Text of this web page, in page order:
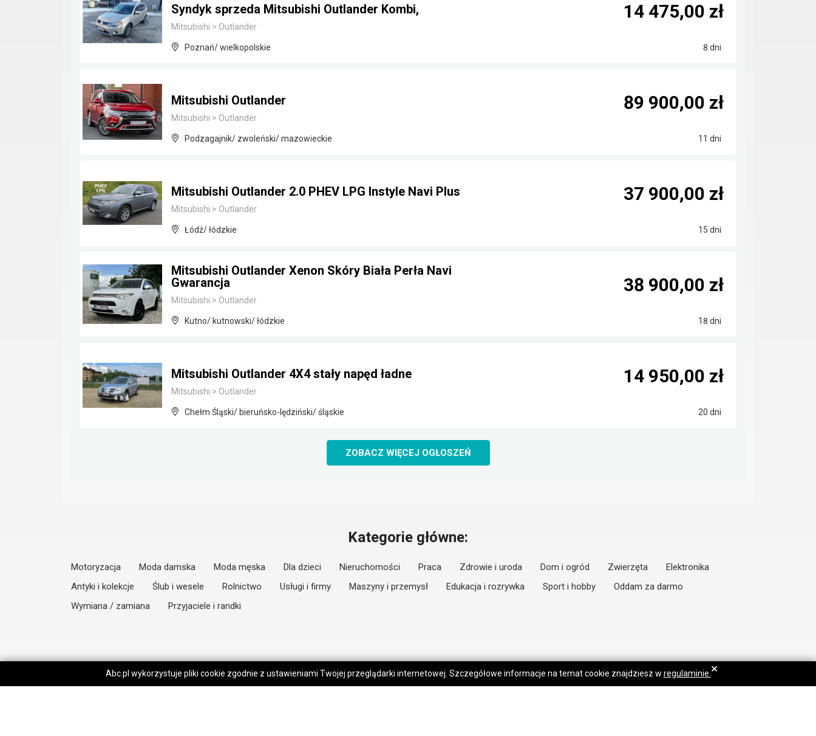
Syndyk sprzeda Mitsubishi Outlander Kombi,
Mitsubishi > Outlander
Poznań/ wielkopolskie 8 dni
14 475,00 zł
Mitsubishi Outlander
Mitsubishi > Outlander
Podzagajnik/ zwoleński/ mazowieckie 11 dni
89 900,00 zł
Mitsubishi Outlander 2.0 PHEV LPG Instyle Navi Plus
Mitsubishi > Outlander
Łódź/ łódzkie 15 dni
37 900,00 zł
Mitsubishi Outlander Xenon Skóry Biała Perła Navi
Gwarancja
Mitsubishi > Outlander
Kutno/ kutnowski/ łódzkie 18 dni
38 900,00 zł
Mitsubishi Outlander 4X4 stały napęd ładne
Mitsubishi > Outlander
Chełm Śląski/ bieruńsko-lędziński/ śląskie 20 dni
14 950,00 zł
ZOBACZ WIĘCEJ OGŁOSZEŃ
Kategorie główne:
Motoryzacja Moda damska Moda męska Dla dzieci Nieruchomości Praca Zdrowie i uroda Dom i ogród Zwierzęta
Elektronika
Antyki i kolekcje
Ślub i wesele Rolnictwo Usługi i firmy Maszyny i przemysł Edukacja i rozrywka Sport i hobby
Oddam za darmo
Wymiana / zamiana
Przyjaciele i randki
Abc.pl wykorzystuje pliki cookie zgodnie z ustawieniami Twojej przeglądarki internetowej. Szczegółowe informacje na temat cookie znajdziesz w regulaminie. ×